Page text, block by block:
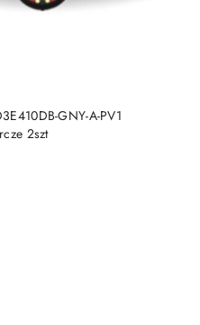
GNY-A-PV1
2szt
BRAK TOWARU